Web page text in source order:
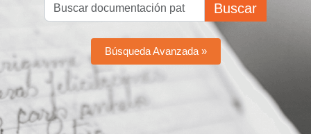
Buscar
Búsqueda Avanzada »